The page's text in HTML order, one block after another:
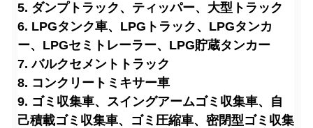
5. ダンプトラック、ティッパー、大型トラック
6. LPGタンク車、LPGトラック、LPGタンカ
ー、LPGセミトレーラー、LPG貯蔵タンカー
7. バルクセメントトラック
8. コンクリートミキサー車
9. ゴミ収集車、スイングアームゴミ収集車、自
己積載ゴミ収集車、ゴミ圧縮車、密閉型ゴミ収集